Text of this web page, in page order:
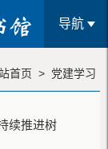
导航
首页 > 党建学习
续推进树